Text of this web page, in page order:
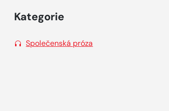
Kategorie
Společenská próza